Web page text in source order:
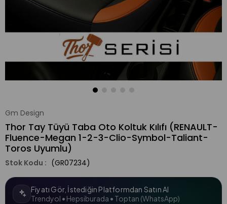
Gm Design
Thor Tay Tüyü Taba Oto Koltuk Kılıfı (RENAULT-
Fluence-Megan 1-2-3-Clio-Symbol-Taliant-
Toros Uyumlu)
(GR07234)
Fiyatı Gör, İstediğin Platformdan Satın Al
Trendyol • Hepsiburada • Toptan (WhatsApp)